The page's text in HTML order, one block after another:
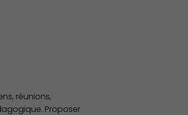
réunions,
Proposer